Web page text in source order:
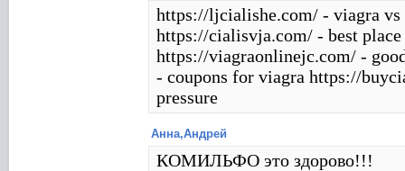
https://ljcialishe.com/ - viagra
https://cialisvja.com/ - best
https://viagraonlinejc.com/ -
- coupons for viagra https://
pressure
Анна,Андрей
КОМИЛЬФО это здорово!!!